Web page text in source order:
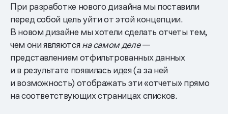
При разработке нового дизайна мы поставили
перед собой цель уйти от этой концепции.
В новом дизайне мы хотели сделать отчеты тем,
чем они являютсяна самом деле—
представлением отфильтрованных данных
и в результате появилась идея (а за ней
и возможность) отображать эти «отчеты» прямо
на соответствующих страницах списков.